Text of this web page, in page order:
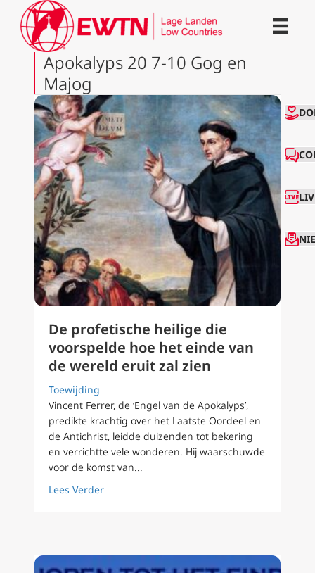
Apokalyps 20 7-10 Gog en
Majog
De profetische heilige die
voorspelde hoe het einde van
de wereld eruit zal zien
Toewijding
Vincent Ferrer, de ‘Engel van de Apokalyps’,
predikte krachtig over het Laatste Oordeel en
de Antichrist, leidde duizenden tot bekering
en verrichtte vele wonderen. Hij waarschuwde
voor de komst van...
Lees Verderabout De profetische heilige die